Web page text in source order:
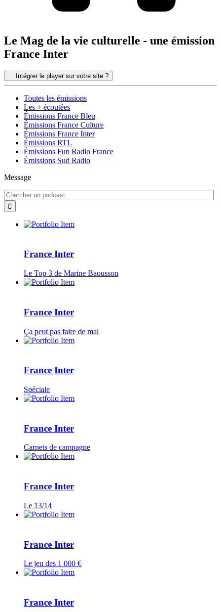
Le Mag de la vie culturelle - une émission
France Inter
Intégrer le player sur votre site ?
Toutes les émissions
Les + écoutées
Émissions France Bleu
Émissions France Culture
Émissions France Inter
Émissions RTL
Émissions Fun Radio France
Émissions Sud Radio
Message
France Inter
Le Top 3 de Marine Baousson
France Inter
Ça peut pas faire de mal
France Inter
Spéciale
France Inter
Carnets de campagne
France Inter
Le 13/14
France Inter
Le jeu des 1 000 €
France Inter